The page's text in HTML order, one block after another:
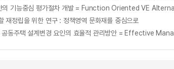
안의 기능중심 평가절차 개발 = Function Oriented VE
재정립을 위한 연구 : 정책영역 문화재를 중심으로
공동주택 설계변경 요인의 효율적 관리방안 =